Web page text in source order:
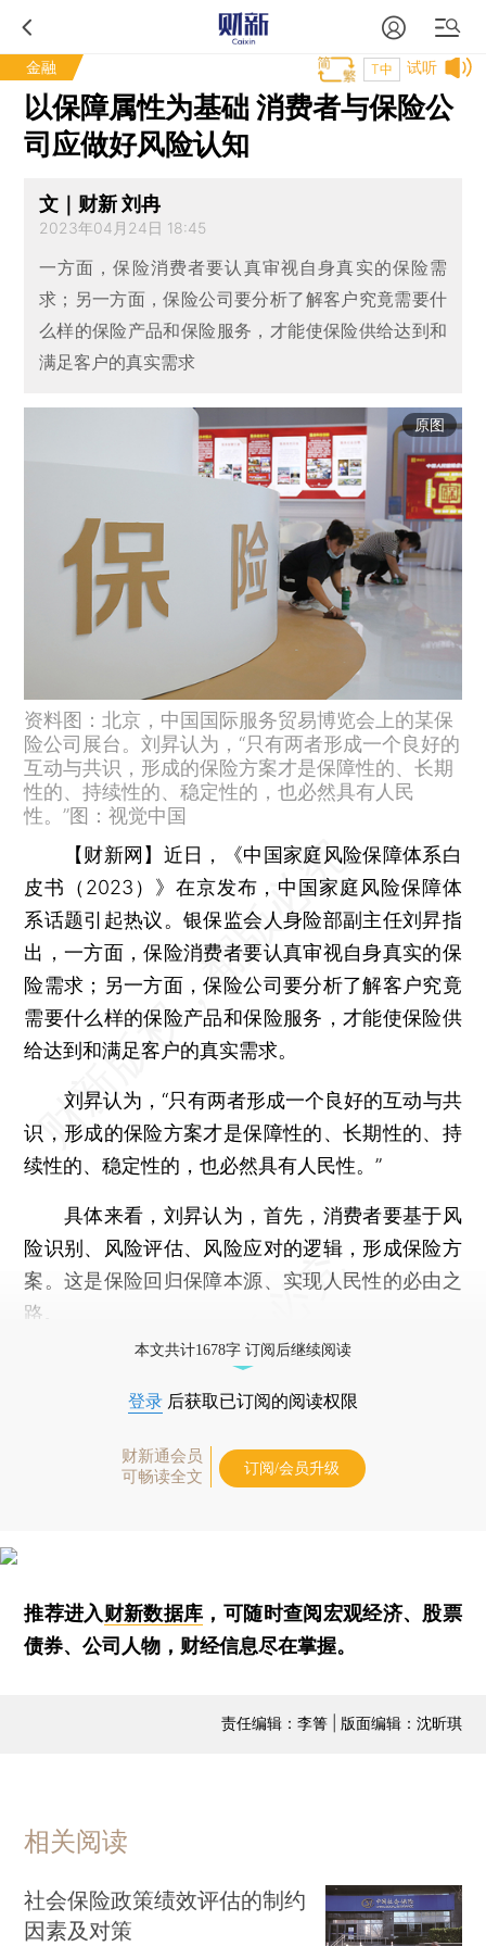
金融 试听
T中
以保障属性为基础 消费者与保险公
司应做好风险认知
文｜财新 刘冉
2023年04月24日 18:45
一方面，保险消费者要认真审视自身真实的保险需
求；另一方面，保险公司要分析了解客户究竟需要什
么样的保险产品和保险服务，才能使保险供给达到和
满足客户的真实需求
原图
资料图：北京，中国国际服务贸易博览会上的某保
险公司展台。刘昇认为，“只有两者形成一个良好的
互动与共识，形成的保险方案才是保障性的、长期
性的、持续性的、稳定性的，也必然具有人民
性。”图：视觉中国
【财新网】 近日，《中国家庭风险保障体系白
皮书（2023）》在京发布，中国家庭风险保障体
系话题引起热议。银保监会人身险部副主任刘昇指
出，一方面，保险消费者要认真审视自身真实的保
险需求；另一方面，保险公司要分析了解客户究竟
需要什么样的保险产品和保险服务，才能使保险供
给达到和满足客户的真实需求。
刘昇认为，“只有两者形成一个良好的互动与共
识，形成的保险方案才是保障性的、长期性的、持
续性的、稳定性的，也必然具有人民性。”
具体来看，刘昇认为，首先，消费者要基于风
险识别、风险评估、风险应对的逻辑，形成保险方
案。这是保险回归保障本源、实现人民性的必由之
路。
本文共计1678字 订阅后继续阅读
登录 后获取已订阅的阅读权限
财新通会员
可畅读全文
订阅/会员升级
推荐进入财新数据库 ，可随时查阅宏观经济、股票
债券、公司人物，财经信息尽在掌握。
责任编辑：李箐 | 版面编辑：沈昕琪
相关阅读
社会保险政策绩效评估的制约
因素及对策